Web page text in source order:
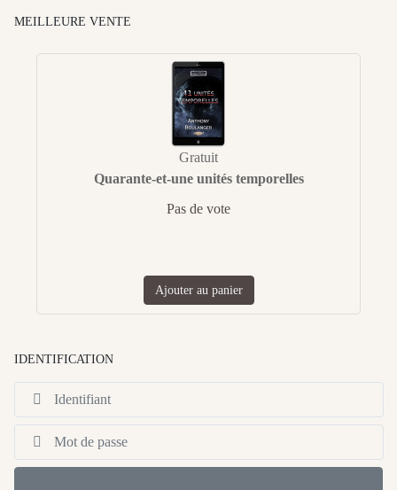
MEILLEURE VENTE
Gratuit
Quarante-et-une unités temporelles
Pas de vote
Ajouter au panier
IDENTIFICATION